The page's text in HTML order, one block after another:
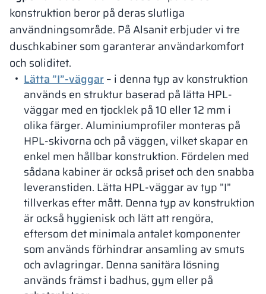
konstruktion beror på deras slutliga
användningsområde. På Alsanit erbjuder vi tre
duschkabiner som garanterar användarkomfort
och soliditet.
Lätta ”I”-väggar– i denna typ av konstruktion
används en struktur baserad på lätta HPL-
väggar med en tjocklek på 10 eller 12 mm i
olika färger. Aluminiumprofiler monteras på
HPL-skivorna och på väggen, vilket skapar en
enkel men hållbar konstruktion. Fördelen med
sådana kabiner är också priset och den snabba
leveranstiden. Lätta HPL-väggar av typ ”I”
tillverkas efter mått. Denna typ av konstruktion
är också hygienisk och lätt att rengöra,
eftersom det minimala antalet komponenter
som används förhindrar ansamling av smuts
och avlagringar. Denna sanitära lösning
används främst i badhus, gym eller på